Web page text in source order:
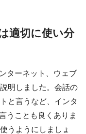
適切に使い分
ターネット、ウェブ
明しました。会話の
と言うなど、インタ
うことも良くありま
うようにしましょ